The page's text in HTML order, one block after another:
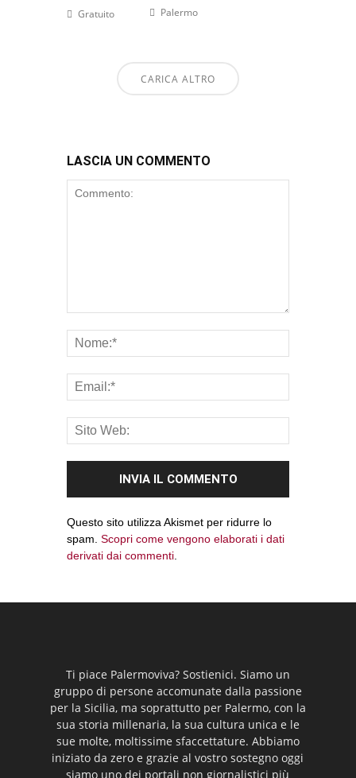
Palermo
Gratuito
CARICA ALTRO
LASCIA UN COMMENTO
Questo sito utilizza Akismet per ridurre lo
spam. Scopri come vengono elaborati i dati
derivati dai commenti
Ti piace Palermoviva? Sostienici. Siamo un
gruppo di persone accomunate dalla passione
per la Sicilia, ma soprattutto per Palermo, con la
sua storia millenaria, la sua cultura unica e le
sue molte, moltissime sfaccettature. Abbiamo
iniziato da zero e grazie al vostro sostegno oggi
siamo uno dei portali non giornalistici più